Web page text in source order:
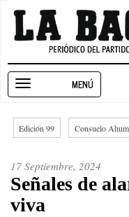
Pasar
contenido
navigation
Edición 99 Consuelo
17 Septiembre, 2024
Señales de
viva